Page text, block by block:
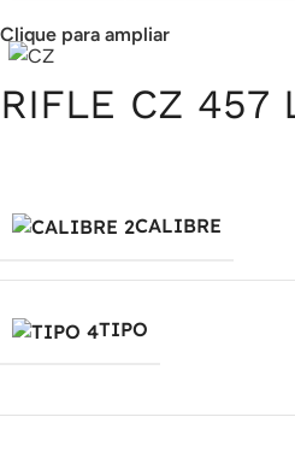
Clique para ampliar
RIFLE CZ 457
CALIBRE
TIPO